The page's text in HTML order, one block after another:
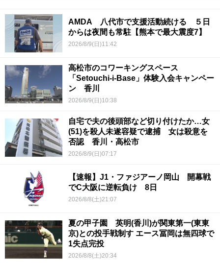
AMDA 八代市で支援活動続ける ５日
からは夜間も常駐【熊本で最大震度7】
2026/8/9(日)11:42
高松市のコワーキングスペース
「Setouchi-i-Base」体験入会キャンペー
ン 香川
2026/8/9(日)10:38
自宅で夫の後頭部など切り付けたか…女
(51)を殺人未遂容疑で逮捕 女は殺意を
否認 香川・高松市
2026/8/9(日)07:17
【速報】J1・ファジアーノ岡山 開幕戦
でC大阪に逆転負け 8日
2026/8/8(土)21:07
夏の甲子園 英明(香川)が関東第一(東東
京)との投手戦制す エース冨岡は無四球で
1失点完投
2026/8/8(土)20:34